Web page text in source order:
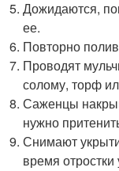
Дожидаются,
ее.
Повторно
Проводят
солому, торф
Саженцы
нужно
Снимают
время